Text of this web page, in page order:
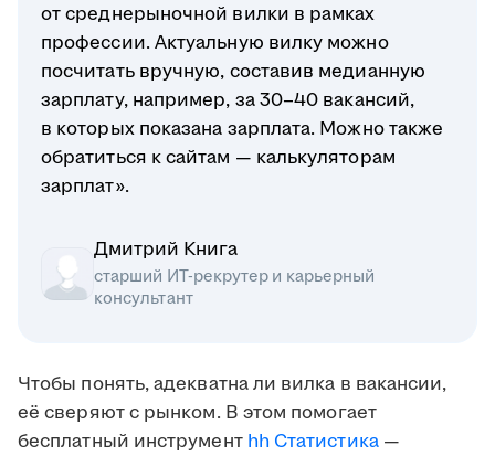
от среднерыночной вилки в рамках
профессии. Актуальную вилку можно
посчитать вручную, составив медианную
зарплату, например, за 30–40 вакансий,
в которых показана зарплата. Можно также
обратиться к сайтам — калькуляторам
зарплат».
Дмитрий Книга
старший ИТ-рекрутер и карьерный
консультант
Чтобы понять, адекватна ли вилка в вакансии,
её сверяют с рынком. В этом помогает
бесплатный инструмент hh Статистика—